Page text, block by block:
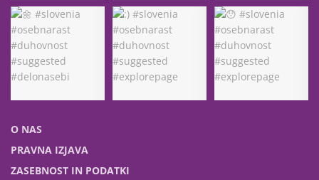
O NAS
PRAVNA IZJAVA
ZASEBNOST IN PODATKI